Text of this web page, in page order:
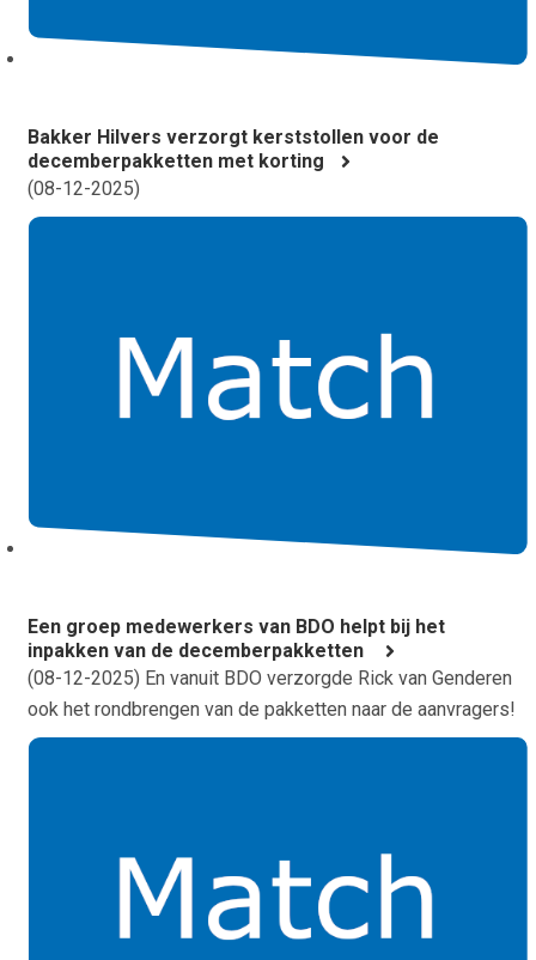
Bakker Hilvers verzorgt kerststollen voor de
decemberpakketten met korting
(08-12-2025)
Een groep medewerkers van BDO helpt bij het
inpakken van de decemberpakketten
(08-12-2025) En vanuit BDO verzorgde Rick van Genderen
ook het rondbrengen van de pakketten naar de aanvragers!